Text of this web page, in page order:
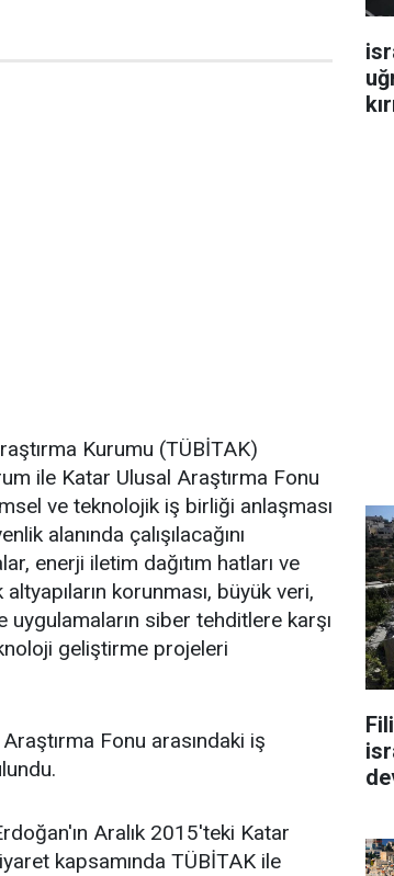
Kurumu (TÜBİTAK)
ile Katar Ulusal Araştırma Fonu
ve teknolojik iş birliği anlaşması
alanında çalışılacağını
enerji iletim dağıtım hatları ve
korunması, büyük veri,
siber tehditlere karşı
geliştirme projeleri
Fonu arasındaki iş
Aralık 2015'teki Katar
kapsamında TÜBİTAK ile